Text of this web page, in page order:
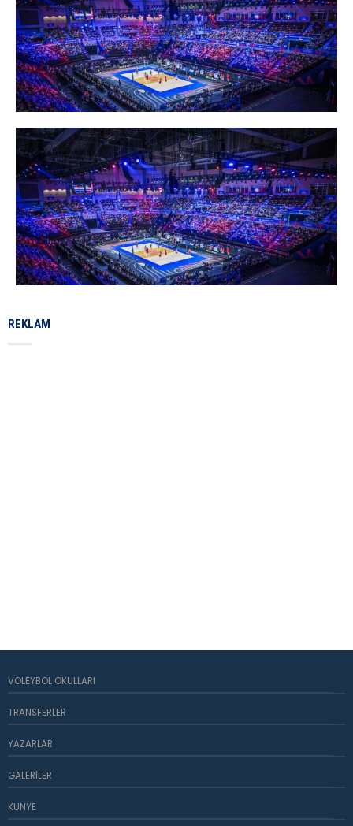
REKLAM
VOLEYBOL OKULLARI
TRANSFERLER
YAZARLAR
GALERILER
KÜNYE